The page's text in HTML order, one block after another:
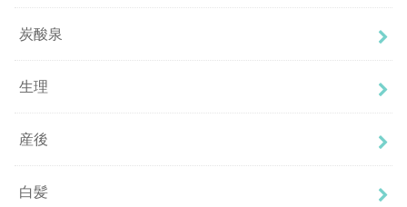
炭酸泉
生理
産後
白髪